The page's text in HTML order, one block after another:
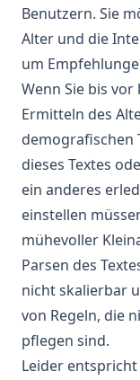
Benutzern. Sie
Alter und die
um
Wenn Sie bis
Ermitteln des
demografischen
dieses Textes
ein anderes
einstellen
mühevoller
Parsen des
nicht skalierbar
von Regeln, die
pflegen sind.
Leider